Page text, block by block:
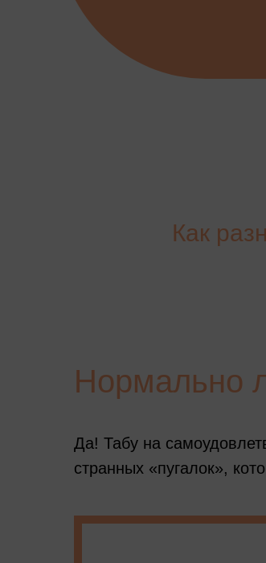
Как
Нормально
Да! Табу на
странных «пугалок»,